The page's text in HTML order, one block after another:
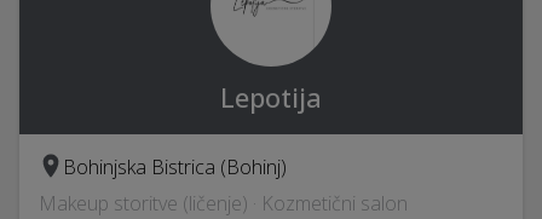
Lepotija
Bohinjska Bistrica (Bohinj)
Makeup storitve (ličenje) · Kozmetični salon